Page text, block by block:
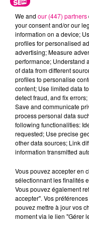
Cancer
Balance
We and our (447) partners
your consent and/or our
information on a device;
profiles for personalised
advertising; Measure
performance; Understand
of data from different
profiles to personalise
content; Use limited data
detect fraud, and fix
Save and communicate
process personal data
following functionalities:
requested; Use precise
other data sources; Link
information transmitted
Vous pouvez accepter en
sélectionnant les finalités
Vous pouvez également
accepter". Vos
pouvez mettre à jour vos
moment via le lien "Gérer